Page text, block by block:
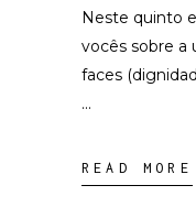
Neste quinto
vocês sobre a
faces
READ MORE